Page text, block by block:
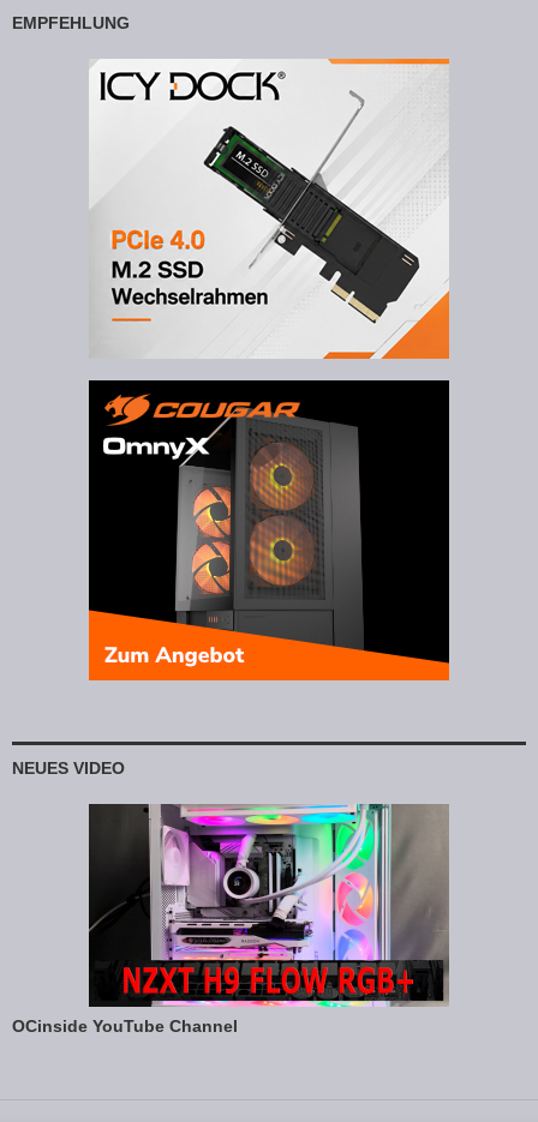
EMPFEHLUNG
NEUES VIDEO
OCinside YouTube Channel